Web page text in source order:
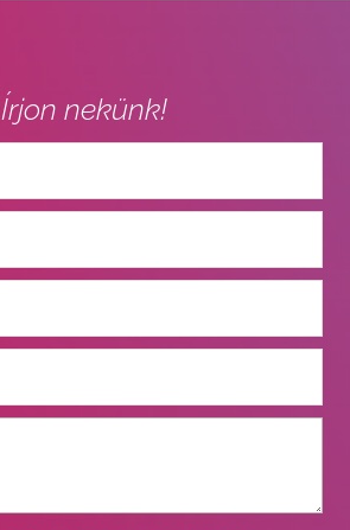
Írjon nekünk!